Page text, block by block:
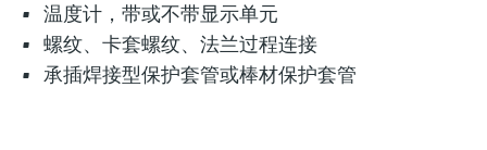
温度计，带或不带显示单元
螺纹、卡套螺纹、法兰过程连接
承插焊接型保护套管或棒材保护套管